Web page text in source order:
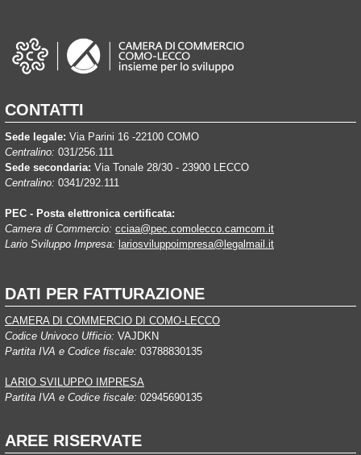
CONTATTI
Sede legale: Via Parini 16 -22100 COMO
Centralino: 031/256.111
Sede secondaria: Via Tonale 28/30 - 23900 LECCO
Centralino: 0341/292.111
PEC - Posta elettronica certificata:
Camera di Commercio: cciaa@pec.comolecco.camcom.it
Lario Sviluppo Impresa: lariosviluppoimpresa@legalmail.it
DATI PER FATTURAZIONE
CAMERA DI COMMERCIO DI COMO-LECCO
Codice Univoco Ufficio: VAJDKN
Partita IVA e Codice fiscale: 03788830135
LARIO SVILUPPO IMPRESA
Partita IVA e Codice fiscale: 02945690135
AREE RISERVATE